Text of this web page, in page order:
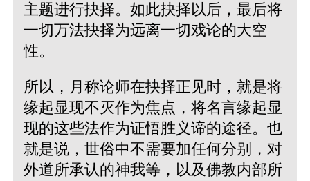
主题进行抉择。如此抉择以后，最后将
一切万法抉择为远离一切戏论的大空
性。
所以，月称论师在抉择正见时，就是将
缘起显现不灭作为焦点，将名言缘起显
现的这些法作为证悟胜义谛的途径。也
就是说，世俗中不需要加任何分别，对
外道所承认的神我等，以及佛教内部所